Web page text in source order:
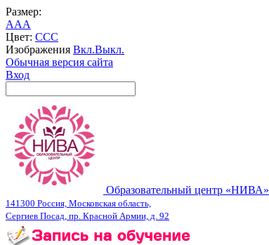
Размер:
AAA
Цвет: CCC
Изображения Вкл.Выкл.
Обычная версия сайта
Вход
Образовательный центр «НИВА»
141300 Россия, Московская область,
Сергиев Посад, пр. Красной Армии, д. 92